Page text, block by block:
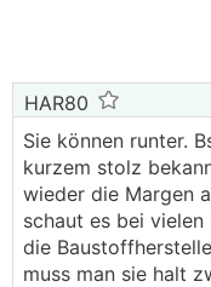
HAR80
Sie können runter.
kurzem stolz
wieder die Margen
schaut es bei
die
muss man sie halt